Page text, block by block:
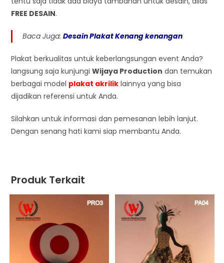
FREE DESAIN.
Baca Juga:Desain Plakat Kenang kenangan
Plakat berkualitas untuk keberlangsungan event Anda?
langsung saja kunjungiWijaya Production dan temukan
berbagai model plakat akrilik lainnya yang bisa
dijadikan referensi untuk Anda.
Silahkan untuk informasi dan pemesanan lebih lanjut.
Dengan senang hati kami siap membantu Anda.
Produk Terkait